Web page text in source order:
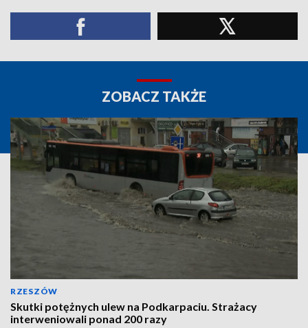
ZOBACZ TAKŻE
RZESZÓW
Skutki potężnych ulew na Podkarpaciu. Strażacy
interweniowali ponad 200 razy